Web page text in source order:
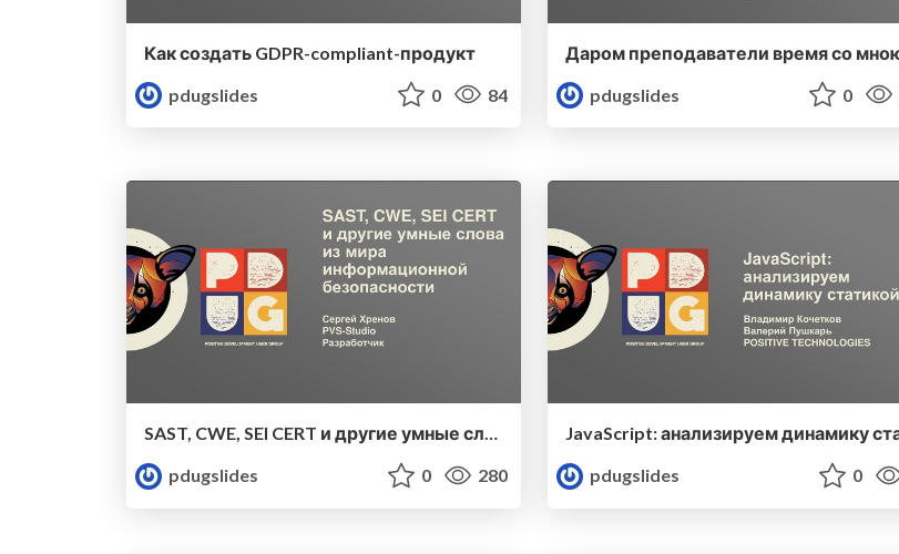
Как создать GDPR-compliant-продукт
pdugslides
0 84
pdugslides
0
pdugslides
0 280
pdugslides
0